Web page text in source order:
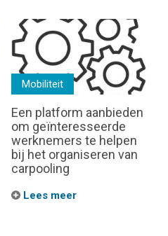
Mobiliteit
Een platform aanbieden
om geïnteresseerde
werknemers te helpen
bij het organiseren van
carpooling
Lees meer